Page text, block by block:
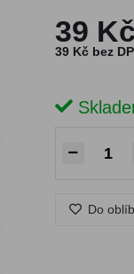
39 Kč
39 Kč bez
Do